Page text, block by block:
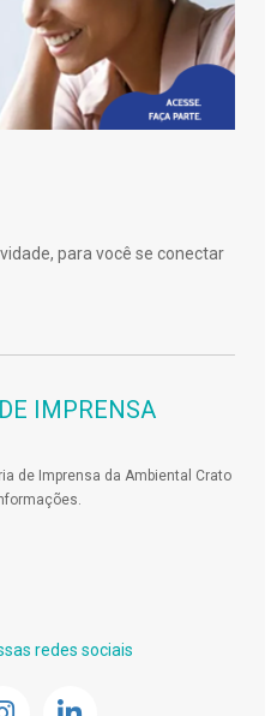
para você se conectar
IMPRENSA
de Imprensa da Ambiental Crato
redes sociais